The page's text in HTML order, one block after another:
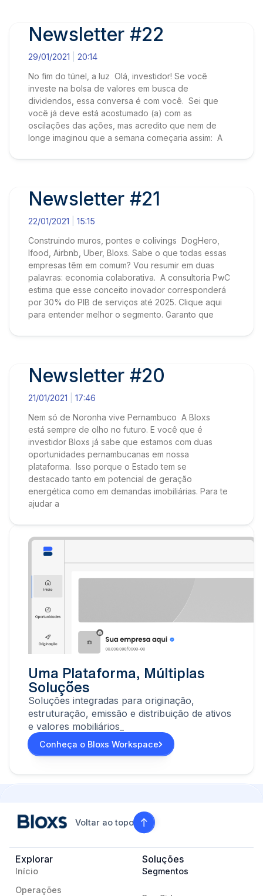
Newsletter #22
29/01/2021
20:14
No fim do túnel, a luz Olá, investidor! Se você
investe na bolsa de valores em busca de
dividendos, essa conversa é com você. Sei que
você já deve está acostumado (a) com as
oscilações das ações, mas acredito que nem de
longe imaginou que a semana começaria assim: A
Newsletter #21
22/01/2021
15:15
Construindo muros, pontes e colivings DogHero,
Ifood, Airbnb, Uber, Bloxs. Sabe o que todas essas
empresas têm em comum? Vou resumir em duas
palavras: economia colaborativa. A consultoria PwC
estima que esse conceito inovador corresponderá
por 30% do PIB de serviços até 2025. Clique aqui
para entender melhor o segmento. Garanto que
Newsletter #20
21/01/2021
17:46
Nem só de Noronha vive Pernambuco A Bloxs
está sempre de olho no futuro. E você que é
investidor Bloxs já sabe que estamos com duas
oportunidades pernambucanas em nossa
plataforma. Isso porque o Estado tem se
destacado tanto em potencial de geração
energética como em demandas imobiliárias. Para te
ajudar a
Uma Plataforma, Múltiplas
Soluções
Soluções integradas para originação,
estruturação, emissão e distribuição de ativos
e valores mobiliários_
Conheça o Bloxs Workspace
Voltar ao topo
Explorar
Início
Operações
Soluções
Segmentos